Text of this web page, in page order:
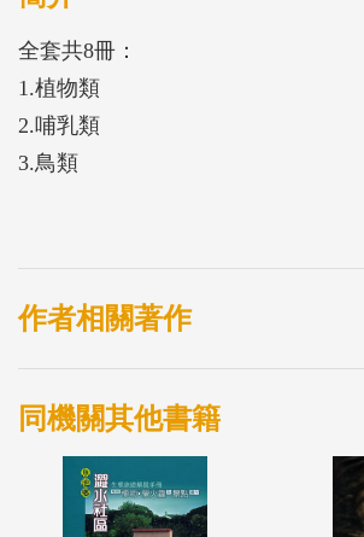
全套共8冊：
1.植物類
2.哺乳類
3.鳥類
6.昆蟲類
7.蝴蝶類
作者相關著作
同機關其他書籍